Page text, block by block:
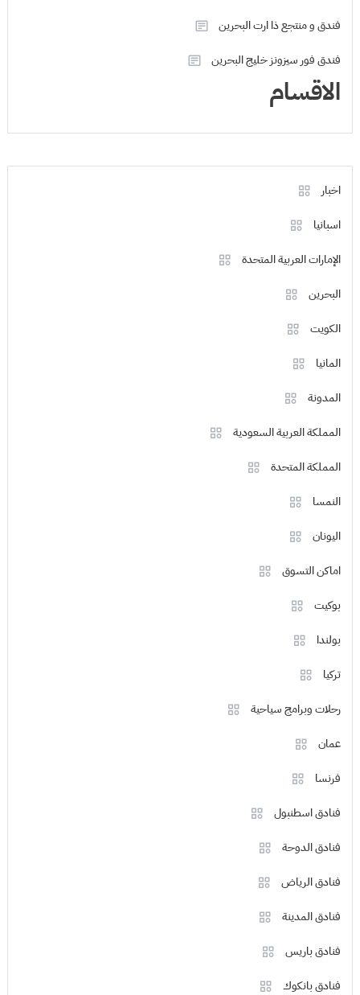
فندق و منتجع ذا ارت البحرين
فندق فور سيزونز خليج البحرين
الاقسام
اخبار
اسبانيا
الإمارات العربية المتحدة
البحرين
الكويت
المانيا
المدونة
المملكة العربية السعودية
المملكة المتحدة
النمسا
اليونان
اماكن التسوق
بوكيت
بولندا
تركيا
رحلات وبرامج سياحية
عمان
فرنسا
فنادق اسطنبول
فنادق الدوحة
فنادق الرياض
فنادق المدينة
فنادق باريس
فنادق بانكوك